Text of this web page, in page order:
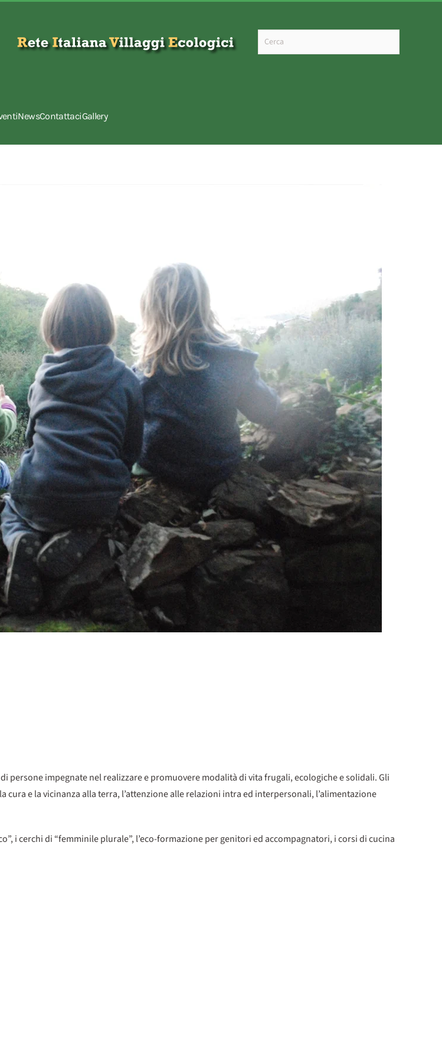
NewsContattaciGallery
persone impegnate nel realizzare e promuovere modalità di vita frugali, ecologiche e solidali. Gli
e la vicinanza alla terra, l’attenzione alle relazioni intra ed interpersonali, l’alimentazione
i cerchi di “femminile plurale”, l’eco-formazione per genitori ed accompagnatori, i corsi di cucina